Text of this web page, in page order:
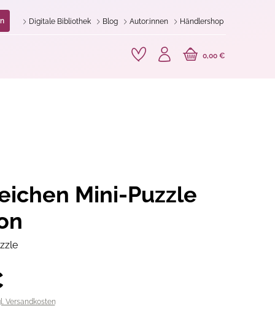
Digitale Bibliothek Blog Autor:innen Händlershop
0,00 €
Mini-Puzzle
Versandkosten